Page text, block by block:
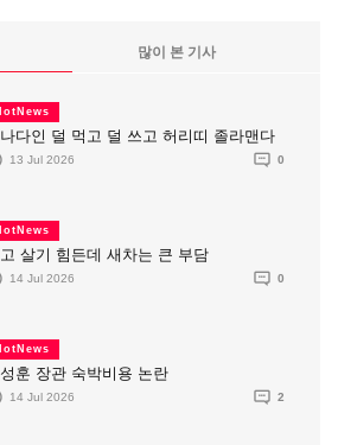
많이 본 기사
다인 덜 먹고 덜 쓰고 허리띠 졸라맨다
13 Jul 2026 0
살기 힘든데 새차는 큰 부담
14 Jul 2026 0
훈 장관 숙박비용 논란
14 Jul 2026 2